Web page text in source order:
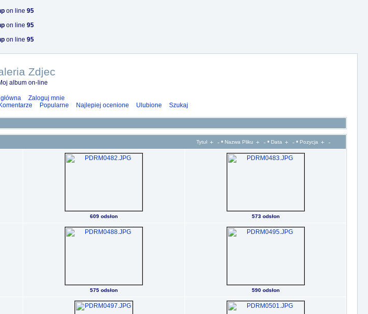
on line 95
on line 95
on line 95
Zdjec
album on-line
Zaloguj mnie
Komentarze Popularne Najlepiej ocenione Ulubione Szukaj
Tytuł • Nazwa Pliku • Data • Pozycja
609 odsłon 573 odsłon
575 odsłon 590 odsłon